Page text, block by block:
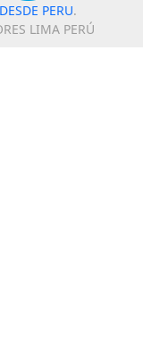
PERU.
LIMA PERÚ